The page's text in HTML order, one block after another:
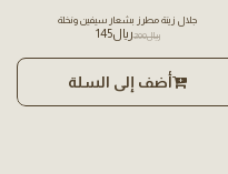
جلال زينة مطرز بشعار سيفين ونخلة
﷼200﷼145
أضف إلى السلة